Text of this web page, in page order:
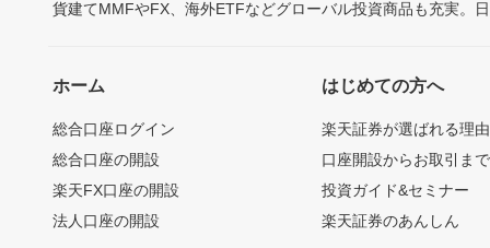
貨建てMMFやFX、海外ETFなどグローバル投資商品も充実。
ホーム
総合口座ログイン
総合口座の開設
楽天FX口座の開設
法人口座の開設
はじめての方へ
楽天証券が選ばれる理由
口座開設からお取引ま
投資ガイド&セミナー
楽天証券のあんしん